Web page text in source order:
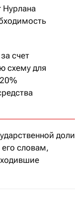
Нурлана
счет
схему для
доли
словам,